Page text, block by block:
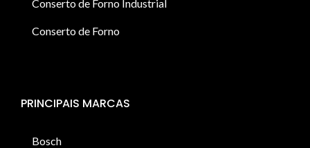
Conserto de Forno Industrial
Conserto de Forno
PRINCIPAIS MARCAS
Bosch